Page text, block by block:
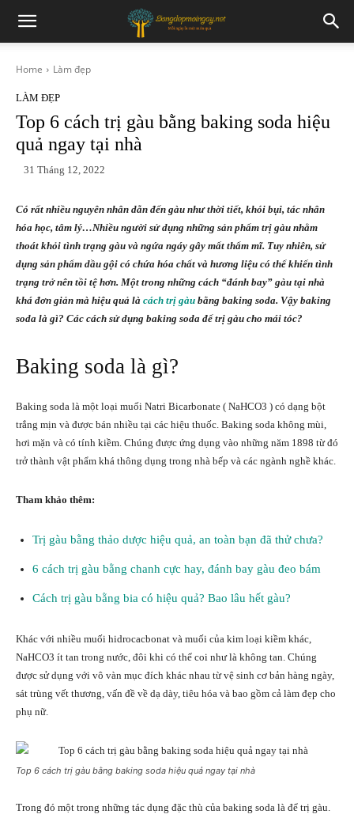
Home Làm đẹp
LÀM ĐẸP
Top 6 cách trị gàu bằng baking soda hiệu
quả ngay tại nhà
31 Tháng 12, 2022
Có rất nhiều nguyên nhân dẫn đến gàu như thời tiết, khói bụi, tác nhân
hóa học, tâm lý…Nhiều người sử dụng những sản phẩm trị gàu nhằm
thoát khỏi tình trạng gàu và ngứa ngáy gây mất thẩm mĩ. Tuy nhiên, sử
dụng sản phẩm dầu gội có chứa hóa chất và hương liệu có thể khiến tình
trạng trở nên tồi tệ hơn. Một trong những cách “đánh bay” gàu tại nhà
khá đơn giản mà hiệu quả là cách trị gàu bằng baking soda. Vậy baking
soda là gì? Các cách sử dụng baking soda để trị gàu cho mái tóc?
Baking soda là gì?
Baking soda là một loại muối Natri Bicarbonate ( NaHCO3 ) có dạng bột
trắng mịn và được bán nhiều tại các hiệu thuốc. Baking soda không mùi,
hơi mặn và có tính kiềm. Chúng được ứng dụng vào những năm 1898 từ đó
trở thành vật phẩm khá thông dụng trong nhà bếp và các ngành nghề khác.
Tham khảo thêm:
Trị gàu bằng thảo dược hiệu quả, an toàn bạn đã thử chưa?
6 cách trị gàu bằng chanh cực hay, đánh bay gàu đeo bám
Cách trị gàu bằng bia có hiệu quả? Bao lâu hết gàu?
Khác với nhiều muối hidrocacbonat và muối của kim loại kiềm khác,
NaHCO3 ít tan trong nước, đôi khi có thể coi như là không tan. Chúng
được sử dụng với vô vàn mục đích khác nhau từ vệ sinh cơ bản hàng ngày,
sát trùng vết thương, vấn đề về dạ dày, tiêu hóa và bao gồm cả làm đẹp cho
phụ nữ.
Top 6 cách trị gàu bằng baking soda hiệu quả ngay tại nhà
Trong đó một trong những tác dụng đặc thù của baking soda là để trị gàu.